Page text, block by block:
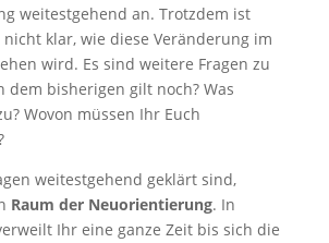
weitestgehend an. Trotzdem ist
klar, wie diese Veränderung im
wird. Es sind weitere Fragen zu
dem bisherigen gilt noch? Was
Wovon müssen Ihr Euch
weitestgehend geklärt sind,
Raum der Neuorientierung. In
Ihr eine ganze Zeit bis sich die